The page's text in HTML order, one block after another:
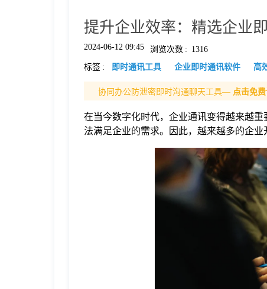
提升企业效率：精选企业
2024-06-12 09:45 浏览次数 : 1316
标签 : 即时通讯工具 企业即时通讯软件 高
协同办公防泄密即时沟通聊天工具— 点击免费
在当今数字化时代，企业通讯变得越来越
法满足企业的需求。因此，越来越多的企